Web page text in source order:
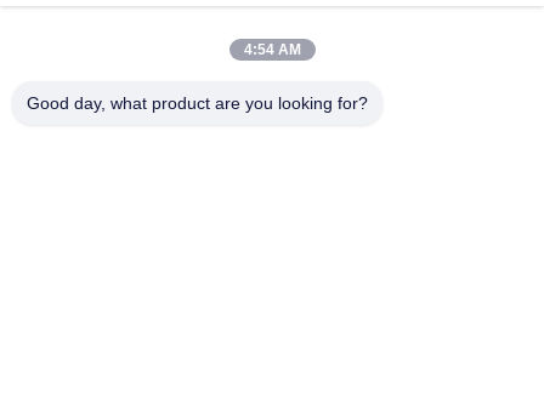
4:54 AM
Good day, what product are you looking for?